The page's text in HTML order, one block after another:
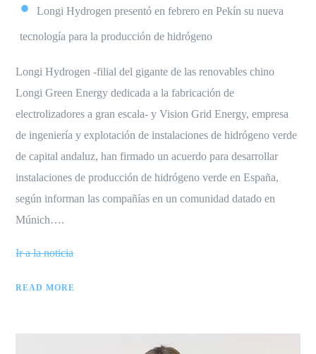
Longi Hydrogen presentó en febrero en Pekín su nueva
tecnología para la producción de hidrógeno
Longi Hydrogen -filial del gigante de las renovables chino
Longi Green Energy dedicada a la fabricación de
electrolizadores a gran escala- y Vision Grid Energy, empresa
de ingeniería y explotación de instalaciones de hidrógeno verde
de capital andaluz, han firmado un acuerdo para desarrollar
instalaciones de producción de hidrógeno verde en España,
según informan las compañías en un comunidad datado en
Múnich….
Ir a la noticia
READ MORE